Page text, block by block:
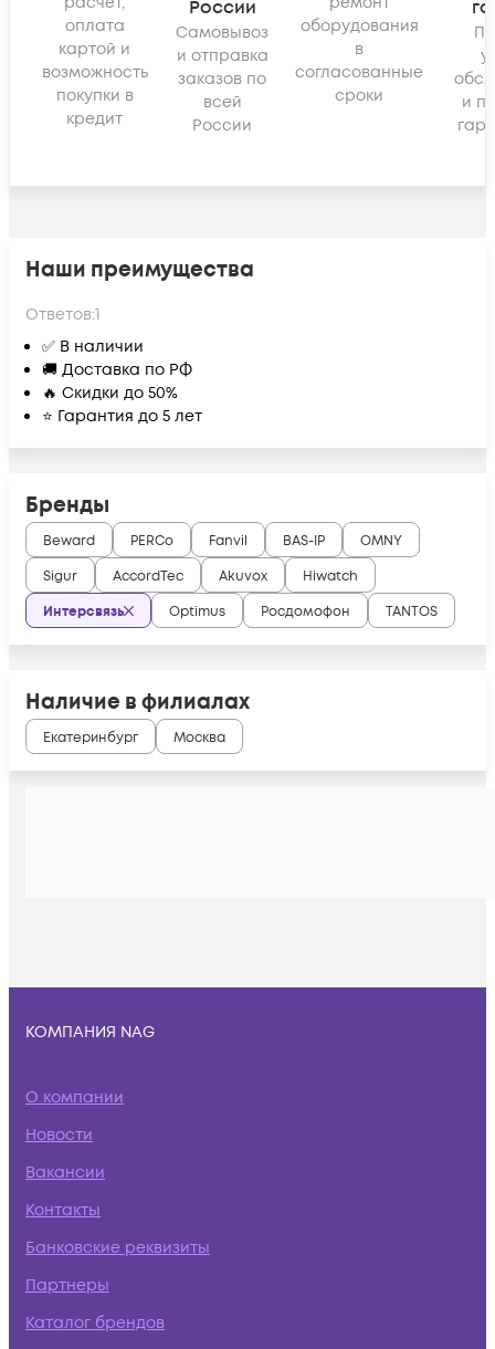
оплата
картой и
возможность
покупки в
кредит
России
Самовывоз
и отправка
заказов по
всей
России
оборудования
в
согласованные
сроки
и
Наши преимущества
Ответов:1
✅ В наличии
🚚 Доставка по РФ
🔥 Скидки до 50%
⭐ Гарантия до 5 лет
Бренды
Beward PERCo Fanvil BAS-IP
OMNY
Sigur
AccordTec Akuvox
Hiwatch
Интерсвязь
Optimus Росдомофон TANTOS
Наличие в филиалах
Екатеринбург Москва
КОМПАНИЯ NAG
О компании
Новости
Вакансии
Контакты
Банковские реквизиты
Партнеры
Каталог брендов